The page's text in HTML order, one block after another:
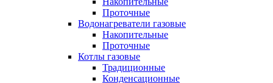
Проточные
Водонагреватели газовые
Накопительные
Проточные
Котлы газовые
Традиционные
Конденсационные